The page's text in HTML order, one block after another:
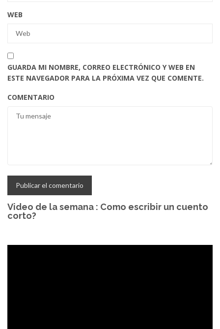
WEB
GUARDA MI NOMBRE, CORREO ELECTRÓNICO Y WEB EN
ESTE NAVEGADOR PARA LA PRÓXIMA VEZ QUE COMENTE.
COMENTARIO
Video de la semana : Como escribir un cuento
corto?